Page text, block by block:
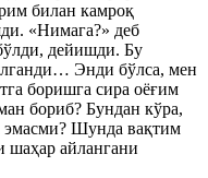
билан камроқ
«Нимага?» деб
дейишди. Бу
Энди бўлса, мен
боришга сира оёғим
бориб? Бундан кўра,
эмасми? Шунда вақтим
шаҳар айлангани